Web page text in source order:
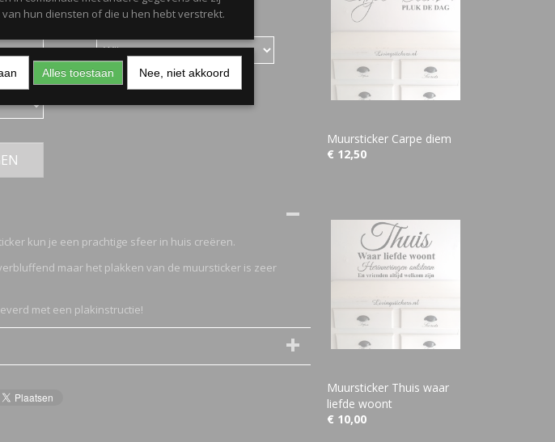
kun je een prachtige sfeer in huis creëren.
maar het plakken van de muursticker is zeer
met een plakinstructie!
Muursticker Carpe diem
€ 12,50
Muursticker Thuis waar
liefde woont
€ 10,00
hun diensten of die u hen hebt verstrekt.
Alles toestaan Nee, niet akkoord